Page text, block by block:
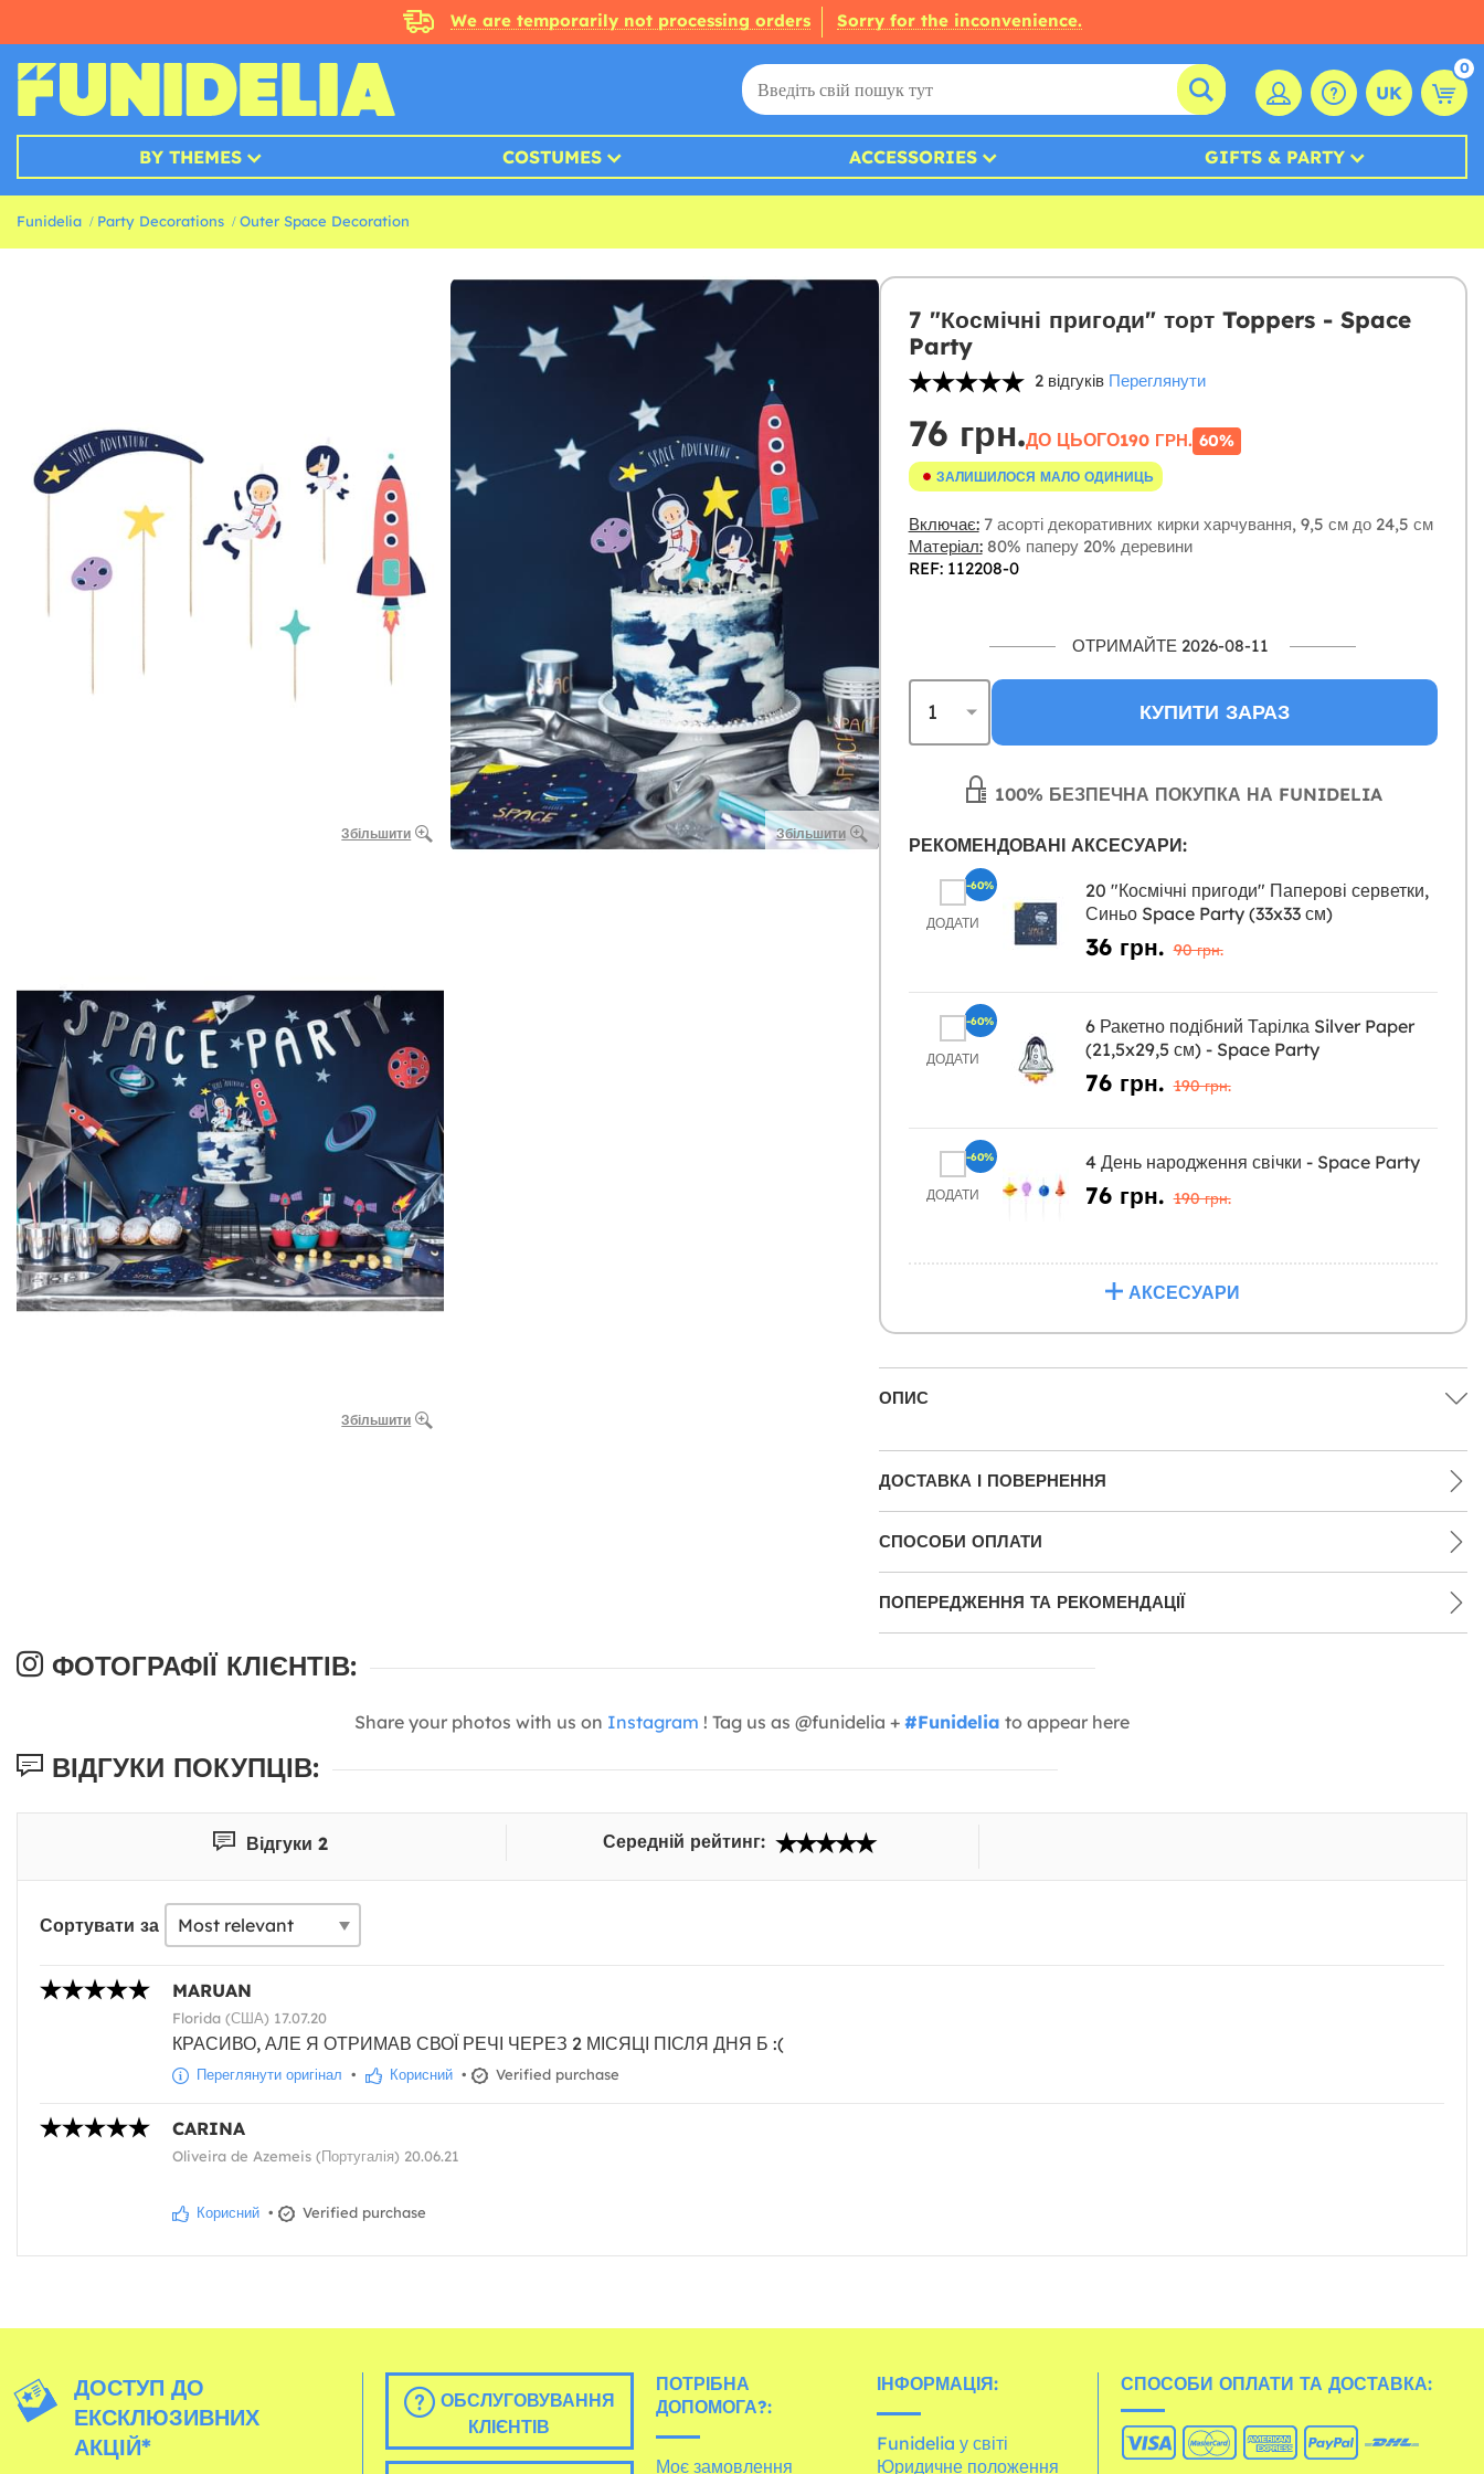
We are temporarily not processing orders Sorry for the inconvenience.
UK
0
BY THEMES COSTUMES ACCESSORIES GIFTS & PARTY
Funidelia Party Decorations Outer Space Decoration
Збільшити Збільшити
Збільшити
7 "Космічні пригоди" торт Toppers - Space
Party
2 відгуків Переглянути
76 грн.ДО ЦЬОГО190 ГРН. 60%
ЗАЛИШИЛОСЯ МАЛО ОДИНИЦЬ
Включає:7 асорті декоративних кирки харчування, 9,5 см до 24,5 см
Матеріал:80% паперу 20% деревини
REF: 112208-0
ОТРИМАЙТЕ 2026-08-11
КУПИТИ ЗАРАЗ
100% БЕЗПЕЧНА ПОКУПКА НА FUNIDELIA
РЕКОМЕНДОВАНІ АКСЕСУАРИ:
ДОДАТИ
20 "Космічні пригоди" Паперові серветки,
Синьо Space Party (33x33 см)
36 грн. 90 грн.
-60%
ДОДАТИ
6 Ракетно подібний Тарілка Silver Paper
(21,5x29,5 см) - Space Party
76 грн. 190 грн.
-60%
ДОДАТИ
4 День народження свічки - Space Party
76 грн. 190 грн.
-60%
АКСЕСУАРИ
ОПИС
ДОСТАВКА І ПОВЕРНЕННЯ
СПОСОБИ ОПЛАТИ
ПОПЕРЕДЖЕННЯ ТА РЕКОМЕНДАЦІЇ
ФОТОГРАФІЇ КЛІЄНТІВ:
Share your photos with us on Instagram ! Tag us as @funidelia + #Funidelia to appear here
ВІДГУКИ ПОКУПЦІВ:
Відгуки 2 Середній рейтинг:
Сортувати за
MARUAN
Florida (США) 17.07.20
КРАСИВО, АЛЕ Я ОТРИМАВ СВОЇ РЕЧІ ЧЕРЕЗ 2 МІСЯЦІ ПІСЛЯ ДНЯ Б :(
Переглянути оригінал • Корисний • Verified purchase
CARINA
Oliveira de Azemeis (Португалія) 20.06.21
Корисний • Verified purchase
ДОСТУП ДО
ЕКСКЛЮЗИВНИХ
АКЦІЙ*
ОБСЛУГОВУВАННЯ
КЛІЄНТІВ
ПОТРІБНА
ДОПОМОГА?:
Моє замовлення
ІНФОРМАЦІЯ:
Funidelia у світі
Юридичне положення
СПОСОБИ ОПЛАТИ ТА ДОСТАВКА: